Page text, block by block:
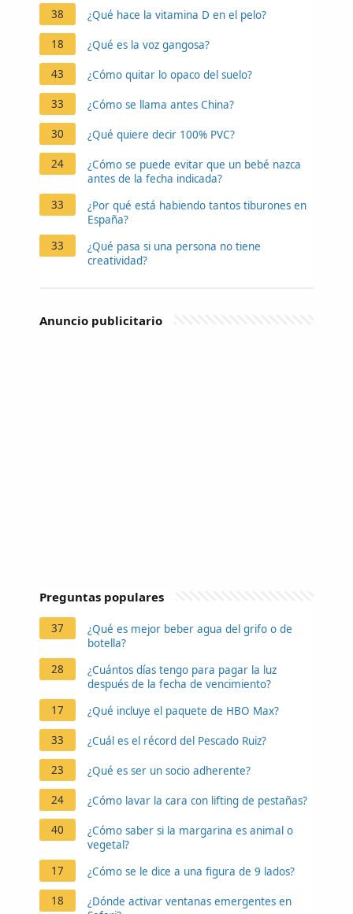
38 ¿Qué hace la vitamina D en el pelo?
18 ¿Qué es la voz gangosa?
43 ¿Cómo quitar lo opaco del suelo?
33 ¿Cómo se llama antes China?
30 ¿Qué quiere decir 100% PVC?
24
¿Cómo se puede evitar que un bebé nazca
antes de la fecha indicada?
33
¿Por qué está habiendo tantos tiburones en
España?
33
¿Qué pasa si una persona no tiene
creatividad?
Anuncio publicitario
Preguntas populares
37
¿Qué es mejor beber agua del grifo o de
botella?
28
¿Cuántos días tengo para pagar la luz
después de la fecha de vencimiento?
17
¿Qué incluye el paquete de HBO Max?
33 ¿Cuál es el récord del Pescado Ruiz?
23 ¿Qué es ser un socio adherente?
24 ¿Cómo lavar la cara con lifting de pestañas?
40
¿Cómo saber si la margarina es animal o
vegetal?
17
¿Cómo se le dice a una figura de 9 lados?
18
¿Dónde activar ventanas emergentes en